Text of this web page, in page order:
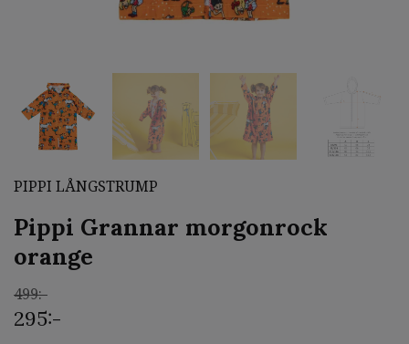
PIPPI LÅNGSTRUMP
Pippi Grannar morgonrock
orange
499:-
295:-